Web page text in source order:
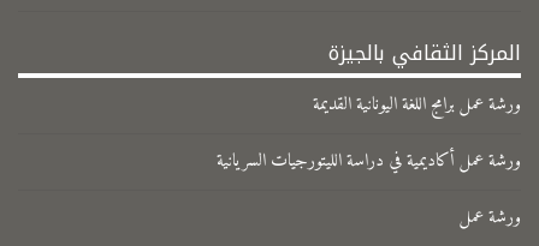
المركز الثقافي بالجيزة
ورشة عمل برامج اللغة اليونانية القديمة
ورشة عمل أكاديمية في دراسة الليتورجيات السريانية
ورشة عمل